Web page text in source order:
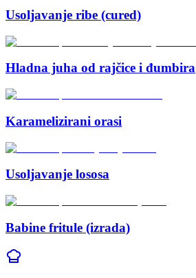
Usoljavanje ribe (cured)
Hladna juha od rajčice i đumbira
Karamelizirani orasi
Usoljavanje lososa
Babine fritule (izrada)